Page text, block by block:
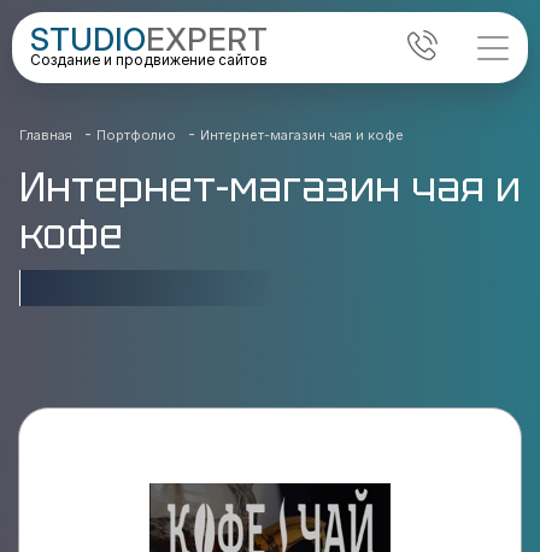
STUDIOEXPERT
Создание и продвижение сайтов
Главная - Портфолио - Интернет-магазин чая и кофе
Интернет-магазин чая и
кофе